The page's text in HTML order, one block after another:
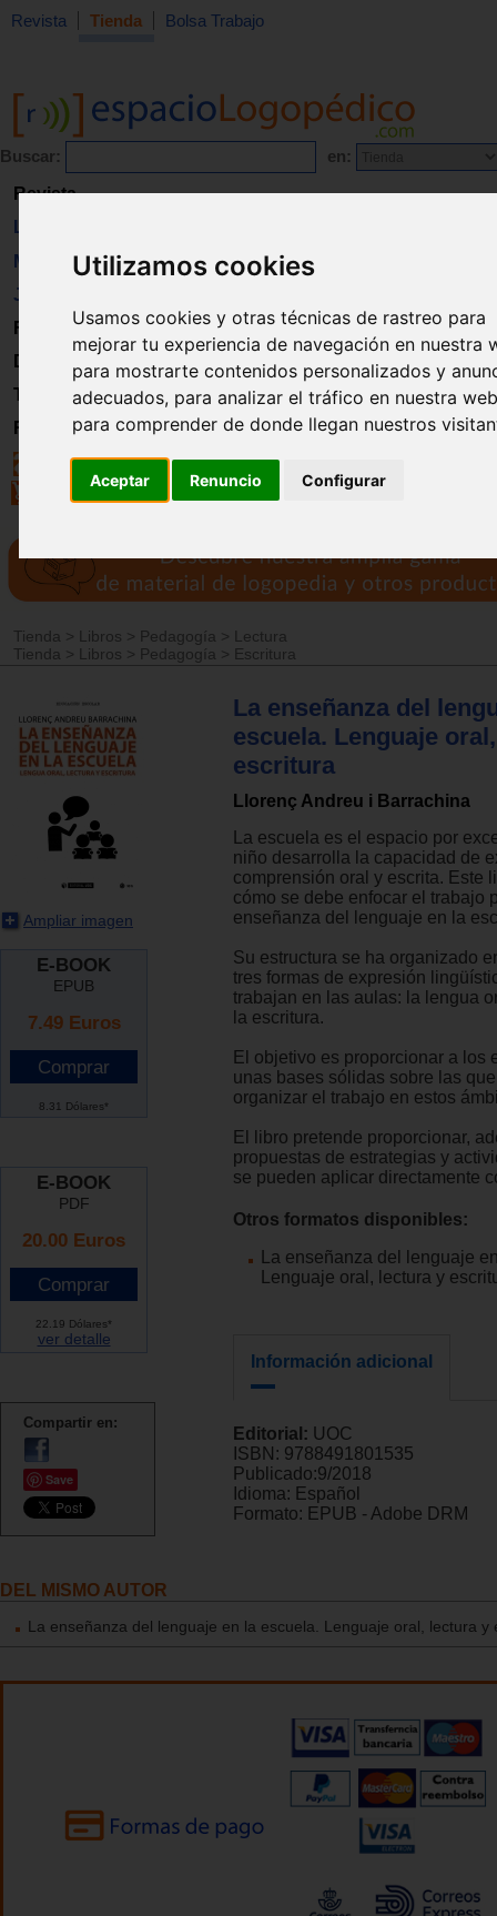
Utilizamos cookies
Usamos cookies y otras técnicas de rastreo para
mejorar tu experiencia de navegación en nuestra
para mostrarte contenidos personalizados y
adecuados, para analizar el tráfico en nuestra
para comprender de donde llegan nuestros
Aceptar Renuncio Configurar
Revista Tienda Bolsa Trabajo
Buscar: en:
Revista
Libros
Material
Juguetes
Formación
Directorio
Trabajo
Registro
Tienda > Libros > Pedagogía >
Lectura
Tienda
> Libros > Pedagogía > Escritura
Ampliar imagen
E-BOOK
EPUB
7.49 Euros
8.31 Dólares*
E-BOOK
PDF
20.00 Euros
22.19 Dólares*
ver detalle
Compartir en:
Save
La enseñanza del
escuela. Lenguaje
escritura
Llorenç Andreu i Barrachina
La escuela es el espacio por
niño desarrolla la capacidad de
comprensión oral y escrita. Este
cómo se debe enfocar el trabajo
enseñanza del lenguaje en la
Su estructura se ha organizado
tres formas de expresión
trabajan en las aulas: la lengua
la escritura.
El objetivo es proporcionar a los
unas bases sólidas sobre las
organizar el trabajo en estos
El libro pretende proporcionar,
propuestas de estrategias y
se pueden aplicar directamente
Otros formatos disponibles:
La enseñanza del lenguaje
Lenguaje oral, lectura y
Información adicional
Editorial: UOC
ISBN: 9788491801535
Publicado:9/2018
Idioma: Español
Formato: EPUB - Adobe DRM
DEL MISMO AUTOR
La enseñanza del lenguaje en la escuela. Lenguaje oral, lectura y